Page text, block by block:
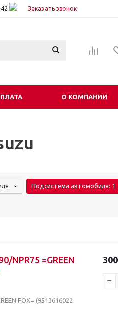
Заказать звонок
О КОМПАНИИ
Подсистема автомобиля: 1
NPR75 =GREEN
FOX= (9513616022
300